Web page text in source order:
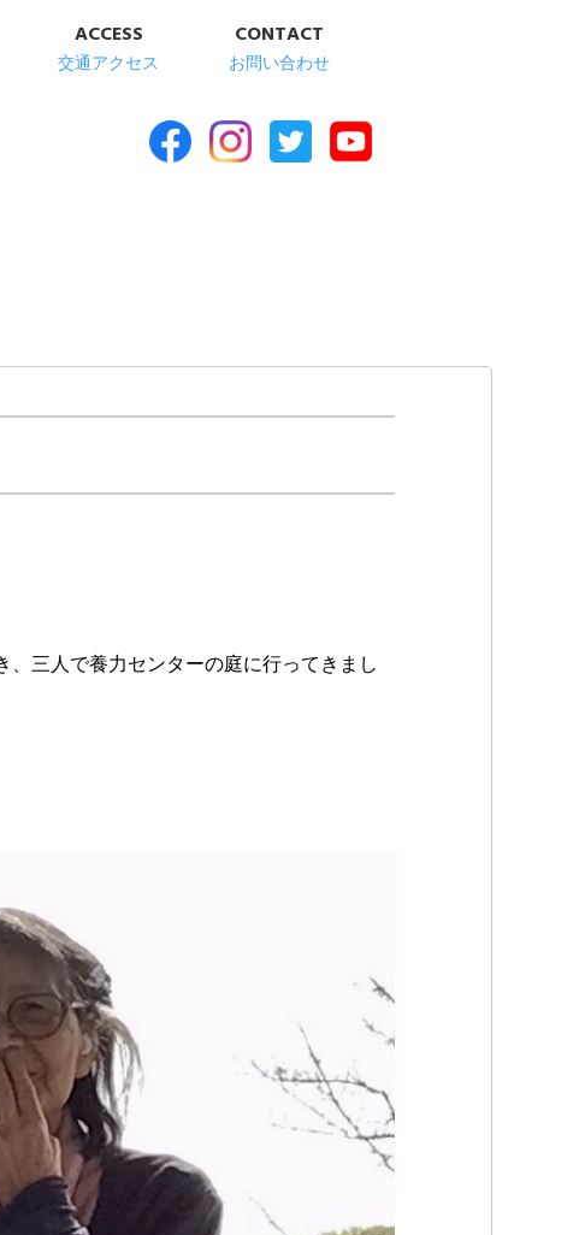
ACCESS
交通アクセス
CONTACT
お問い合わせ
合福祉施設 清華苑
三人で養力センターの庭に行ってきまし